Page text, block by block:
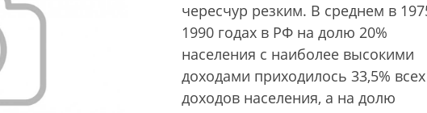
чересчур резким. В среднем в
1990 годах в РФ на долю 20%
населения с наиболее высокими
доходами приходилось 33,5% всех
доходов населения, а на долю